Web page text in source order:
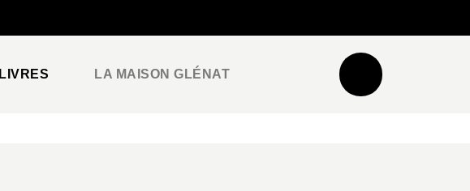
LIVRES LA MAISON GLÉNAT